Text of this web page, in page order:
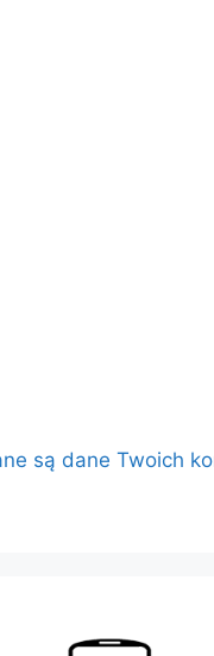
są dane Twoich